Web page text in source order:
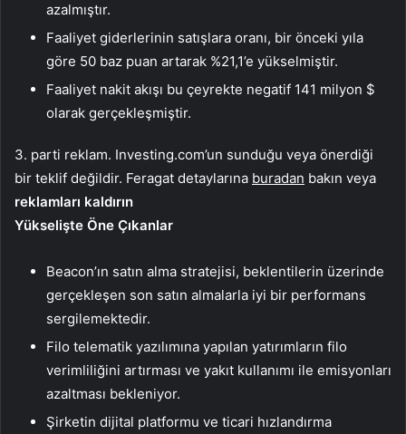
azalmıştır.
Faaliyet giderlerinin satışlara oranı, bir önceki yıla
göre 50 baz puan artarak %21,1’e yükselmiştir.
Faaliyet nakit akışı bu çeyrekte negatif 141 milyon $
olarak gerçekleşmiştir.
3. parti reklam. Investing.com’un sunduğu veya önerdiği
bir teklif değildir. Feragat detaylarına buradan bakın veya
reklamları kaldırın
Yükselişte Öne Çıkanlar
Beacon’ın satın alma stratejisi, beklentilerin üzerinde
gerçekleşen son satın almalarla iyi bir performans
sergilemektedir.
Filo telematik yazılımına yapılan yatırımların filo
verimliliğini artırması ve yakıt kullanımı ile emisyonları
azaltması bekleniyor.
Şirketin dijital platformu ve ticari hızlandırma